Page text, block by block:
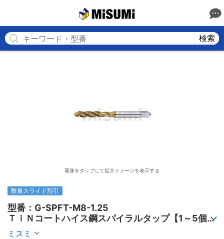
検索
画像をタップして拡大イメージを表示する
数量スライド割引
型番：G-SPFT-M8-1.25
ＴｉＮコートハイス鋼スパイラルタップ【1～5個入
り】
ミスミ